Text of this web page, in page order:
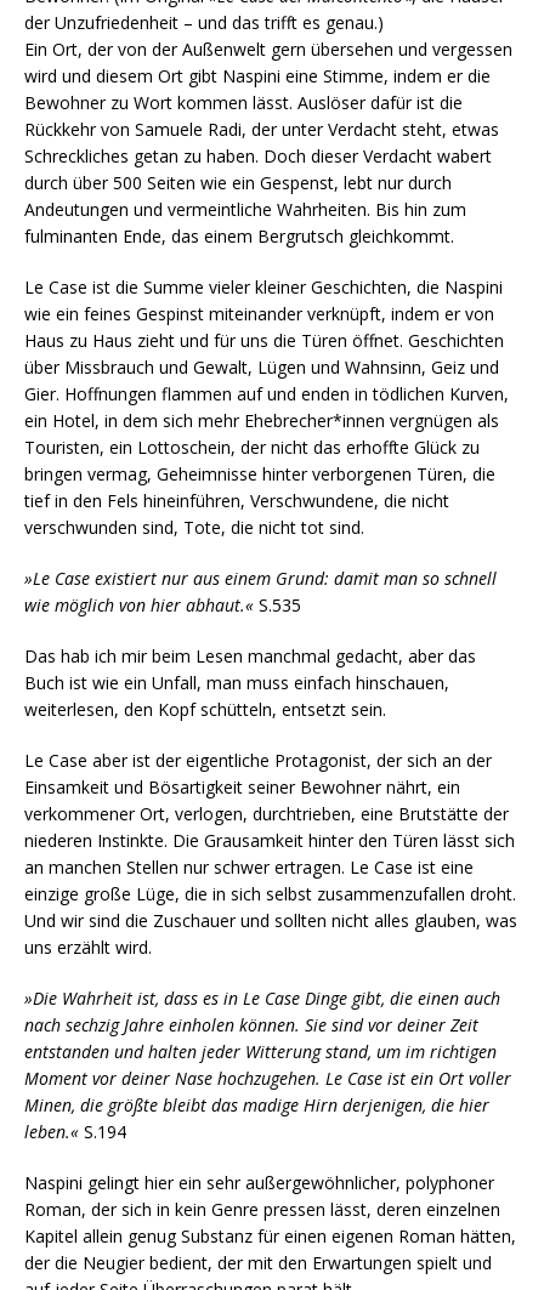
der Unzufriedenheit – und das trifft es genau.)
Ein Ort, der von der Außenwelt gern übersehen und vergessen
wird und diesem Ort gibt Naspini eine Stimme, indem er die
Bewohner zu Wort kommen lässt. Auslöser dafür ist die
Rückkehr von Samuele Radi, der unter Verdacht steht, etwas
Schreckliches getan zu haben. Doch dieser Verdacht wabert
durch über 500 Seiten wie ein Gespenst, lebt nur durch
Andeutungen und vermeintliche Wahrheiten. Bis hin zum
fulminanten Ende, das einem Bergrutsch gleichkommt.
Le Case ist die Summe vieler kleiner Geschichten, die Naspini
wie ein feines Gespinst miteinander verknüpft, indem er von
Haus zu Haus zieht und für uns die Türen öffnet. Geschichten
über Missbrauch und Gewalt, Lügen und Wahnsinn, Geiz und
Gier. Hoffnungen flammen auf und enden in tödlichen Kurven,
ein Hotel, in dem sich mehr Ehebrecher*innen vergnügen als
Touristen, ein Lottoschein, der nicht das erhoffte Glück zu
bringen vermag, Geheimnisse hinter verborgenen Türen, die
tief in den Fels hineinführen, Verschwundene, die nicht
verschwunden sind, Tote, die nicht tot sind.
»Le Case existiert nur aus einem Grund: damit man so schnell
wie möglich von hier abhaut.« S.535
Das hab ich mir beim Lesen manchmal gedacht, aber das
Buch ist wie ein Unfall, man muss einfach hinschauen,
weiterlesen, den Kopf schütteln, entsetzt sein.
Le Case aber ist der eigentliche Protagonist, der sich an der
Einsamkeit und Bösartigkeit seiner Bewohner nährt, ein
verkommener Ort, verlogen, durchtrieben, eine Brutstätte der
niederen Instinkte. Die Grausamkeit hinter den Türen lässt sich
an manchen Stellen nur schwer ertragen. Le Case ist eine
einzige große Lüge, die in sich selbst zusammenzufallen droht.
Und wir sind die Zuschauer und sollten nicht alles glauben, was
uns erzählt wird.
»Die Wahrheit ist, dass es in Le Case Dinge gibt, die einen auch
nach sechzig Jahre einholen können. Sie sind vor deiner Zeit
entstanden und halten jeder Witterung stand, um im richtigen
Moment vor deiner Nase hochzugehen. Le Case ist ein Ort voller
Minen, die größte bleibt das madige Hirn derjenigen, die hier
leben.« S.194
Naspini gelingt hier ein sehr außergewöhnlicher, polyphoner
Roman, der sich in kein Genre pressen lässt, deren einzelnen
Kapitel allein genug Substanz für einen eigenen Roman hätten,
der die Neugier bedient, der mit den Erwartungen spielt und